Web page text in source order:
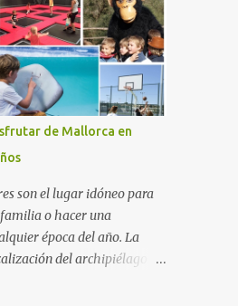
el Cáncer (AEECC) y la
Cerdá. La presentación
la presencia de Emilio Zegrí,
Fundación RCPB; la Dra.
del Servicio de
del Hospital Vall
del grupo de
en Cáncer en la
del Vall d’Hebron
(VHIR); Anna Saló,
de Oncología
d’Hebron y del grupo de
de Mallorca en
son el lugar idóneo para
o hacer una
época del año. La
del archipiélago